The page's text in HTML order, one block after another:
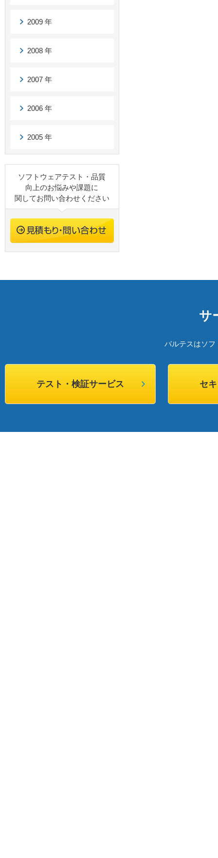
2009 年
2008 年
2007 年
2006 年
2005 年
ソフトウェアテスト・品質
向上のお悩みや課題に
関してお問い合わせください
サ
バルテスはソ
テスト・検証サービス セ